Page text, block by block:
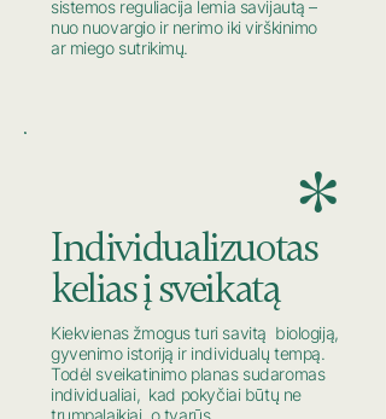
sistemos reguliacija lemia savijautą –
nuo nuovargio ir nerimo iki virškinimo
ar miego sutrikimų.
Individualizuotas
kelias į sveikatą
*
Kiekvienas žmogus turi savitą biologiją,
gyvenimo istoriją ir individualų tempą.
Todėl sveikatinimo planas sudaromas
individualiai, kad pokyčiai būtų ne
trumpalaikiai, o tvarūs.